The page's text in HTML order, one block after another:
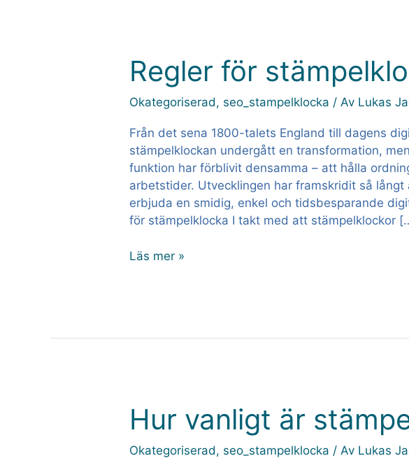
Regler för
Okategoriserad, seo_stampelklocka / Av Lukas
Från det sena 1800-talets England till dagens
stämpelklockan undergått en transformation,
funktion har förblivit densamma – att hålla
arbetstider. Utvecklingen har framskridit så
erbjuda en smidig, enkel och tidsbesparande
för stämpelklocka I takt med att stämpelklockor
Regler
för
stämpelklocka
Läs mer »
Hur vanligt är
Okategoriserad, seo_stampelklocka / Av Lukas
Hur
vanligt
är
stämpelklocka?